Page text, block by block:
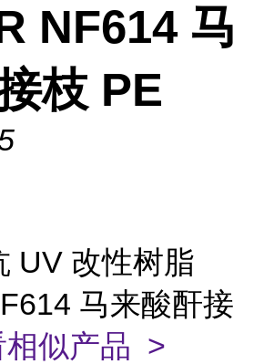
NF614 马
枝 PE
UV 改性树脂
马来酸酐接
相似产品 >